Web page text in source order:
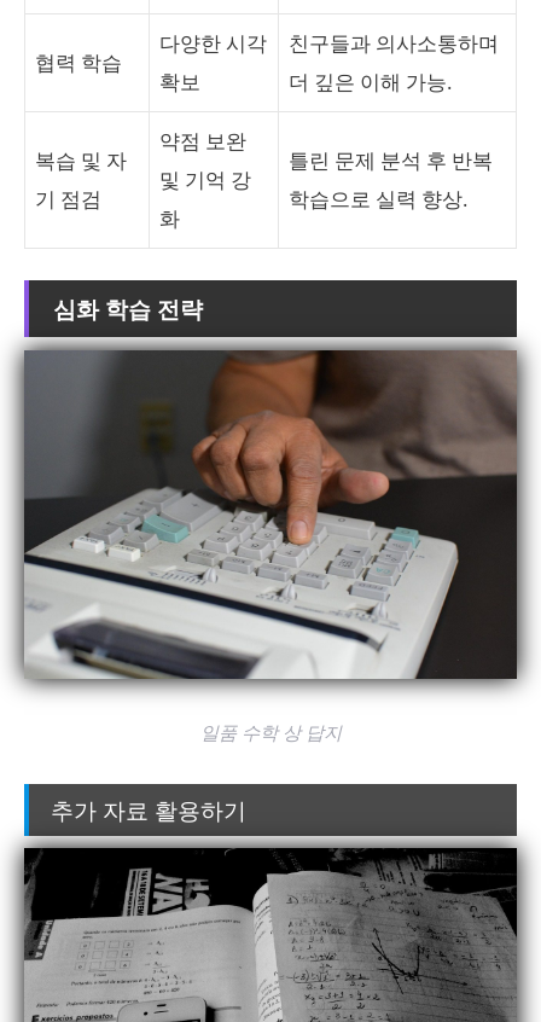
협력 학습
다양한 시각
확보
친구들과 의사소통하며
더 깊은 이해 가능.
복습 및 자
기 점검
약점 보완
및 기억 강
화
틀린 문제 분석 후 반복
학습으로 실력 향상.
심화 학습 전략
일품 수학 상 답지
추가 자료 활용하기